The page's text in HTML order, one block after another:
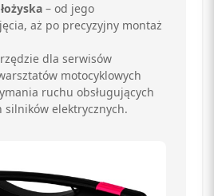
– od jego
aż po precyzyjny montaż
dla serwisów
motocyklowych
ruchu obsługujących
silników elektrycznych.